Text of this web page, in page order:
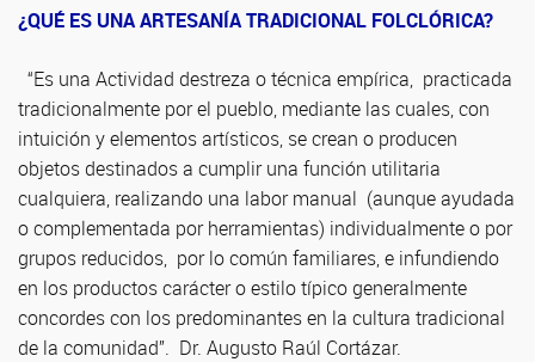
¿QUÉ ES UNA ARTESANÍA TRADICIONAL FOLCLÓRICA?
“Es una Actividad destreza o técnica empírica, practicada
tradicionalmente por el pueblo, mediante las cuales, con
intuición y elementos artísticos, se crean o producen
objetos destinados a cumplir una función utilitaria
cualquiera, realizando una labor manual (aunque ayudada
o complementada por herramientas) individualmente o por
grupos reducidos, por lo común familiares, e infundiendo
en los productos carácter o estilo típico generalmente
concordes con los predominantes en la cultura tradicional
de la comunidad”. Dr. Augusto Raúl Cortázar.